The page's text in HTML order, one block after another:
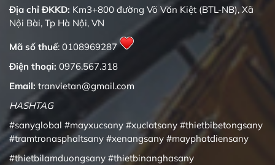
Địa chỉ ĐKKD: Km3+800 đường Võ Văn Kiệt (BTL-NB), Xã
Nội Bài, Tp Hà Nội, VN
Mã số thuế: 0108969287
Điện thoại: 0976.567.318
Email: tranvietan@gmail.com
HASHTAG
#sanyglobal #mayxucsany #xuclatsany #thietbibetongsany
#tramtronasphaltsany #xenangsany #mayphatdiensany
#thietbilamduongsany #thietbinanghasany